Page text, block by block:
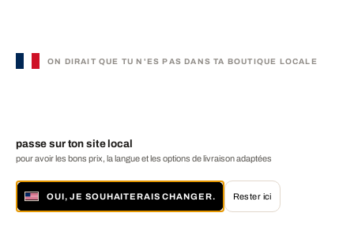
ON DIRAIT QUE TU N'ES PAS DANS TA BOUTIQUE LOCALE
passe sur ton site local
pour avoir les bons prix, la langue et les options de livraison adaptées
OUI, JE SOUHAITERAIS CHANGER. Rester ici